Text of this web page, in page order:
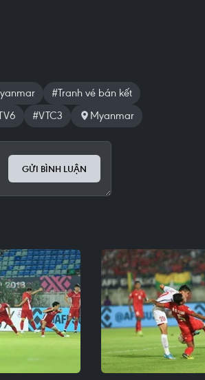
#Tranh vé bán kết
#VTC3 Myanmar
GỬI BÌNH LUẬN